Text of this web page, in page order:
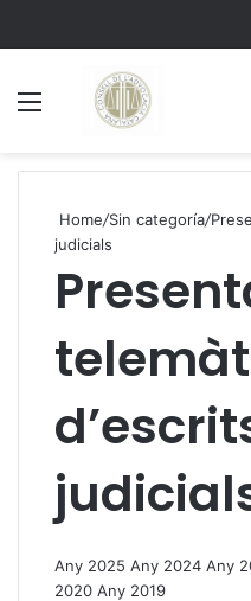
Home/Sin categoría/
judicials
Any 2025 Any 2024 Any
2020 Any 2019